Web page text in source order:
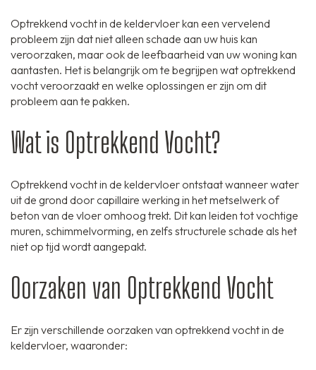
Optrekkend vocht in de keldervloer kan een vervelend
probleem zijn dat niet alleen schade aan uw huis kan
veroorzaken, maar ook de leefbaarheid van uw woning kan
aantasten. Het is belangrijk om te begrijpen wat optrekkend
vocht veroorzaakt en welke oplossingen er zijn om dit
probleem aan te pakken.
Wat is Optrekkend Vocht?
Optrekkend vocht in de keldervloer ontstaat wanneer water
uit de grond door capillaire werking in het metselwerk of
beton van de vloer omhoog trekt. Dit kan leiden tot vochtige
muren, schimmelvorming, en zelfs structurele schade als het
niet op tijd wordt aangepakt.
Oorzaken van Optrekkend Vocht
Er zijn verschillende oorzaken van optrekkend vocht in de
keldervloer, waaronder: